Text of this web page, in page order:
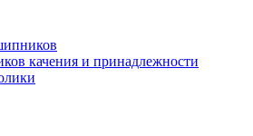
качения и принадлежности